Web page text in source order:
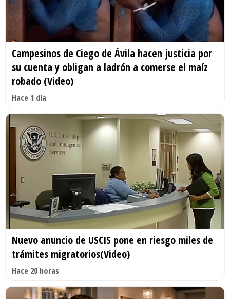
Campesinos de Ciego de Ávila hacen justicia por
su cuenta y obligan a ladrón a comerse el maíz
robado (Video)
Hace 1 día
Nuevo anuncio de USCIS pone en riesgo miles de
trámites migratorios(Video)
Hace 20 horas